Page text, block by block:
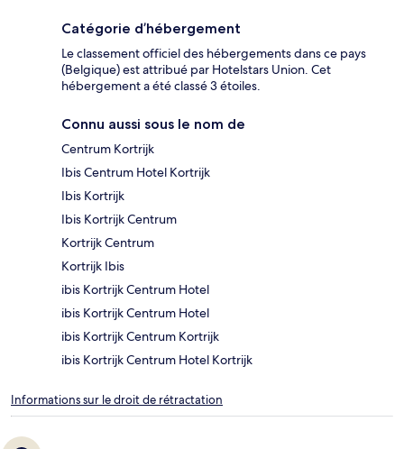
Catégorie d’hébergement
Le classement officiel des hébergements dans ce pays
(Belgique) est attribué par Hotelstars Union. Cet
hébergement a été classé 3 étoiles.
Connu aussi sous le nom de
Centrum Kortrijk
Ibis Centrum Hotel Kortrijk
Ibis Kortrijk
Ibis Kortrijk Centrum
Kortrijk Centrum
Kortrijk Ibis
ibis Kortrijk Centrum Hotel
ibis Kortrijk Centrum Hotel
ibis Kortrijk Centrum Kortrijk
ibis Kortrijk Centrum Hotel Kortrijk
Informations sur le droit de rétractation